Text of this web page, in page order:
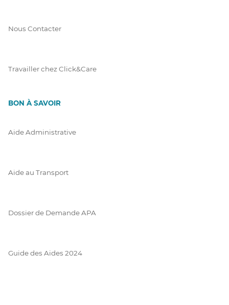
Nous Contacter
Travailler chez Click&Care
BON À SAVOIR
Aide Administrative
Aide au Transport
Dossier de Demande APA
Guide des Aides 2024